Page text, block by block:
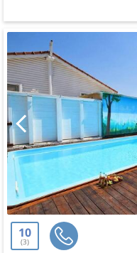
10
3